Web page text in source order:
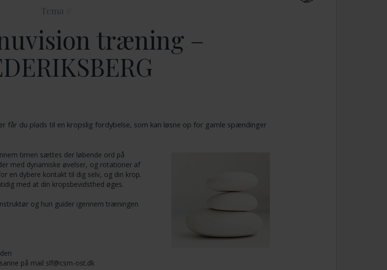
Tema //
træning –
får du plads til en kropslig fordybelse, som kan løsne op for gamle spændinger
timen sættes der løbende ord på
med dynamiske øvelser, og rotationer af
en dybere kontakt til dig selv, og din krop.
med at din kropsbevidsthed øges.
og hun guider igennem træningen
på mail slf@csm-ost.dk